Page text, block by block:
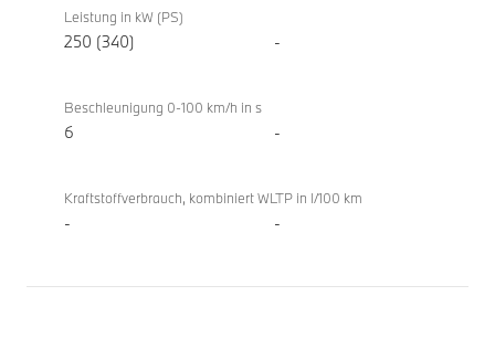
Daten
eDrive40
Berline
Leistung in kW (PS)
250 (340) -
Beschleunigung 0-100 km/h in s
6 -
Kraftstoffverbrauch, kombiniert WLTP in l/100 km
- -